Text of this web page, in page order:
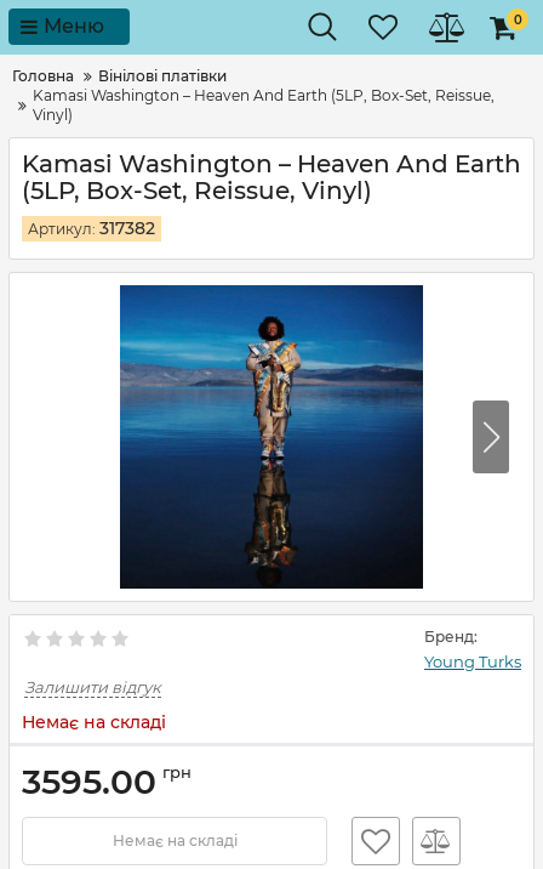
Меню 0
Головна
Вінілові платівки
Kamasi Washington – Heaven And Earth (5LP, Box-Set, Reissue,
Vinyl)
Kamasi Washington – Heaven And Earth
(5LP, Box-Set, Reissue, Vinyl)
Артикул: 317382
Бренд:
Young Turks
Залишити відгук
Немає на складі
3595.00 грн
Немає на складі